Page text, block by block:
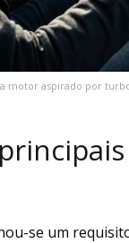
motor aspirado por
se um